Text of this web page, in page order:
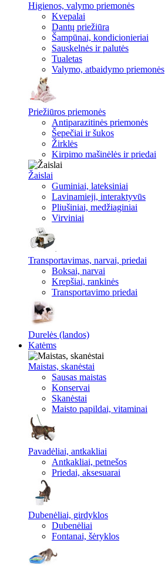
Higienos, valymo priemonės
Kvepalai
Dantų priežiūra
Šampūnai, kondicionieriai
Sauskelnės ir palutės
Tualetas
Valymo, atbaidymo priemonės
Priežiūros priemonės
Antiparazitinės priemonės
Šepečiai ir šukos
Žirklės
Kirpimo mašinėlės ir priedai
Žaislai
Guminiai, lateksiniai
Lavinamieji, interaktyvūs
Pliušiniai, medžiaginiai
Virviniai
Transportavimas, narvai, priedai
Boksai, narvai
Krepšiai, rankinės
Transportavimo priedai
Durelės (landos)
Katėms
Maistas, skanėstai
Sausas maistas
Konservai
Skanėstai
Maisto papildai, vitaminai
Pavadėliai, antkakliai
Antkakliai, petnešos
Priedai, aksesuarai
Dubenėliai, girdyklos
Dubenėliai
Fontanai, šėryklos